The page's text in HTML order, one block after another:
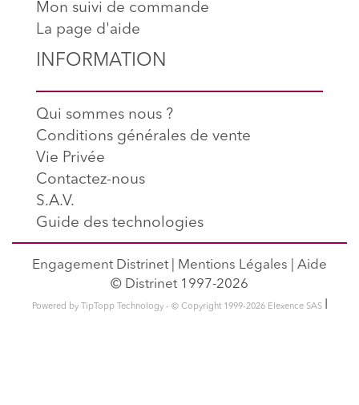
Mon suivi de commande
La page d'aide
INFORMATION
Qui sommes nous ?
Conditions générales de vente
Vie Privée
Contactez-nous
S.A.V.
Guide des technologies
Engagement Distrinet Mentions Légales
Aide
© Distrinet 1997-2026
Powered by TipTopp Technology - © Copyright 1999-2026 Elexence SAS